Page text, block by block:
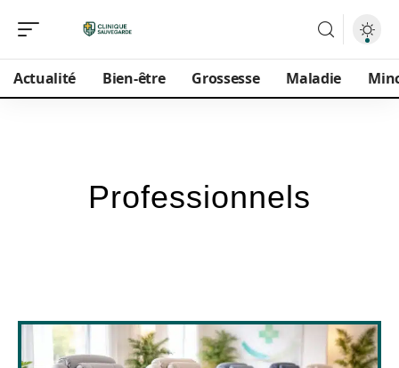
Actualité Bien-être Grossesse Maladie
Professionnels